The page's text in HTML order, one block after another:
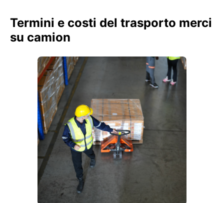
Termini e costi del trasporto merci
su camion